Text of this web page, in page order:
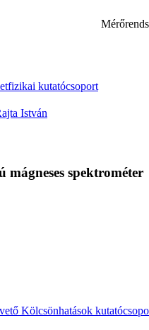
kutatócsoport
István
mágneses spektrométer
Kölcsönhatások